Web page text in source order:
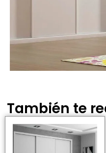
También te